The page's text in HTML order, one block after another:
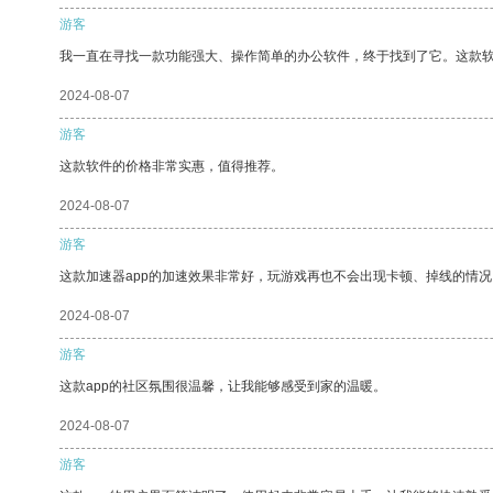
游客
我一直在寻找一款功能强大、操作简单的办公软件，终于找到了它。这
2024-08-07
游客
这款软件的价格非常实惠，值得推荐。
2024-08-07
游客
这款加速器app的加速效果非常好，玩游戏再也不会出现卡顿、掉线的情
2024-08-07
游客
这款app的社区氛围很温馨，让我能够感受到家的温暖。
2024-08-07
游客